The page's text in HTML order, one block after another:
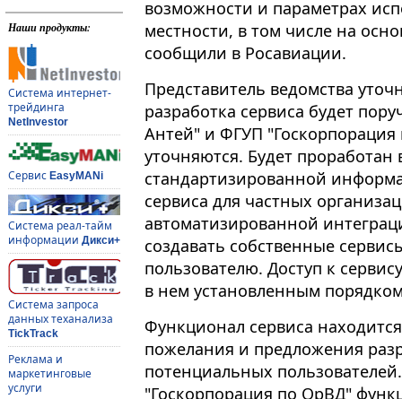
Наши продукты:
Система интернет-
трейдинга
NetInvestor
Сервис EasyMANi
Система реал-тайм
информации Дикси+
Система запроса
данных теханализа
TickTrack
Реклама и
маркетинговые
услуги
возможности и параметрах
местности, в том числе на
сообщили в Росавиации.
Представитель ведомства
разработка сервиса будет
Антей" и ФГУП "Госкорпорация
уточняются. Будет проработан
стандартизированной
сервиса для частных
автоматизированной
создавать собственные
пользователю. Доступ к
в нем установленным
Функционал сервиса
пожелания и предложения
потенциальных
"Госкорпорация по ОрВД"